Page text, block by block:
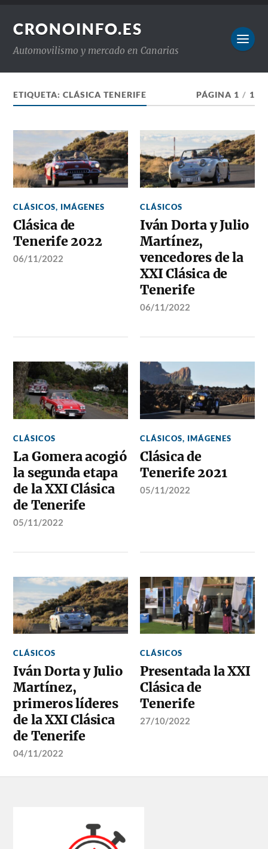
CRONOINFO.ES
Automovilismo y mercado en Canarias
ETIQUETA:CLÁSICA TENERIFE PÁGINA 1 / 1
CLÁSICOS, IMÁGENES
Clásica de
Tenerife 2022
06/11/2022
CLÁSICOS
Iván Dorta y Julio
Martínez,
vencedores de la
XXI Clásica de
Tenerife
06/11/2022
CLÁSICOS
La Gomera acogió
la segunda etapa
de la XXI Clásica
de Tenerife
05/11/2022
CLÁSICOS, IMÁGENES
Clásica de
Tenerife 2021
05/11/2022
CLÁSICOS
Iván Dorta y Julio
Martínez,
primeros líderes
de la XXI Clásica
de Tenerife
04/11/2022
CLÁSICOS
Presentada la XXI
Clásica de
Tenerife
27/10/2022